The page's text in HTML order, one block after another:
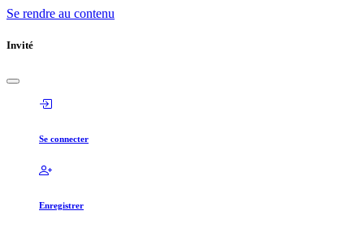
Se rendre au contenu
Invité
Se connecter
Enregistrer